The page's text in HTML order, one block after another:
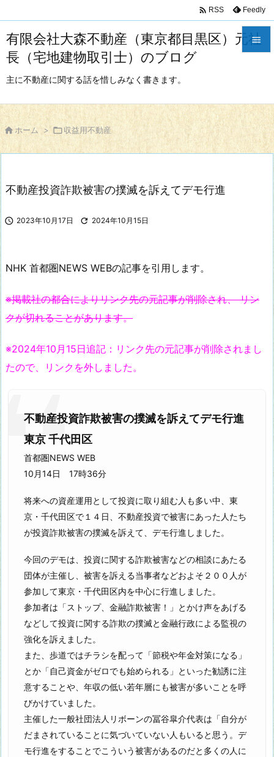
有限会社大森不動産（東京都目黒区）元社
長（宅地建物取引士）のブログ
主に不動産に関する話を惜しみなく書きます。

サイド

前へ
 RSS Feedly
 ホーム > 収益用不動産
不動産投資詐欺被害の撲滅を訴えてデモ行進
 2023年10月17日  2024年10月15日
NHK 首都圏NEWS WEBの記事を引用します。
※掲載社の都合によりリンク先の元記事が削除され、 リン
クが切れることがあります。
※2024年10月15日追記：リンク先の元記事が削除されまし
たので、リンクを外しました。
不動産投資詐欺被害の撲滅を訴えてデモ行進
東京 千代田区
首都圏NEWS WEB
10月14日 17時36分
将来への資産運用として投資に取り組む人も多い中、東
京・千代田区で１４日、不動産投資で被害にあった人たち
が投資詐欺被害の撲滅を訴えて、デモ行進しました。
今回のデモは、投資に関する詐欺被害などの相談にあたる
団体が主催し、被害を訴える当事者などおよそ２００人が
参加して東京・千代田区内を中心に行進しました。
参加者は「ストップ、金融詐欺被害！」とかけ声をあげる
などして投資に関する詐欺の撲滅と金融行政による監視の
強化を訴えました。
また、歩道ではチラシを配って「節税や年金対策になる」
とか「自己資金がゼロでも始められる」といった勧誘に注
意することや、年収の低い若年層にも被害が多いことを呼
びかけていました。
主催した一般社団法人リボーンの冨谷皐介代表は「自分が
だまされていることに気づいていない人もいると思う。デ
モ行進をすることでこういう被害があるのだと多くの人に